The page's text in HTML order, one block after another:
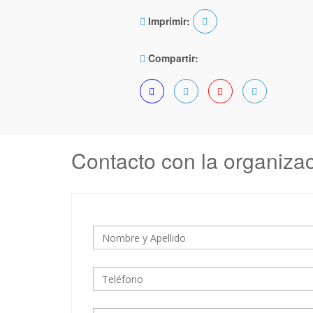
Imprimir:
Compartir:
Contacto con la